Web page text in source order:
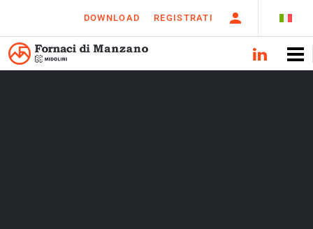
DOWNLOAD REGISTRATI